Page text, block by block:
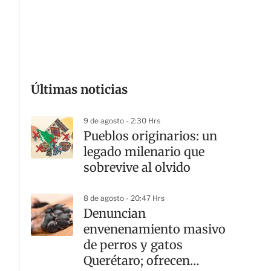
Últimas noticias
9 de agosto - 2:30 Hrs
Pueblos originarios: un
legado milenario que
sobrevive al olvido
8 de agosto - 20:47 Hrs
Denuncian
envenenamiento masivo
de perros y gatos
Querétaro; ofrecen